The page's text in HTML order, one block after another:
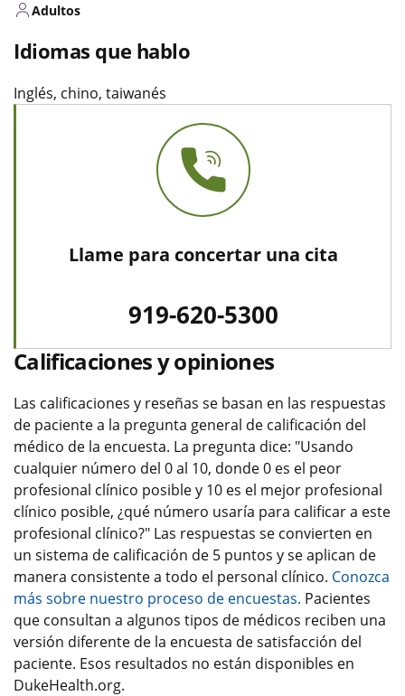
Adultos
Idiomas que hablo
Inglés, chino, taiwanés
Llame para concertar una cita
919-620-5300
Calificaciones y opiniones
Las calificaciones y reseñas se basan en las respuestas
de paciente a la pregunta general de calificación del
médico de la encuesta. La pregunta dice: "Usando
cualquier número del 0 al 10, donde 0 es el peor
profesional clínico posible y 10 es el mejor profesional
clínico posible, ¿qué número usaría para calificar a este
profesional clínico?" Las respuestas se convierten en
un sistema de calificación de 5 puntos y se aplican de
manera consistente a todo el personal clínico. Conozca
más sobre nuestro proceso de encuestas. Pacientes
que consultan a algunos tipos de médicos reciben una
versión diferente de la encuesta de satisfacción del
paciente. Esos resultados no están disponibles en
DukeHealth.org.